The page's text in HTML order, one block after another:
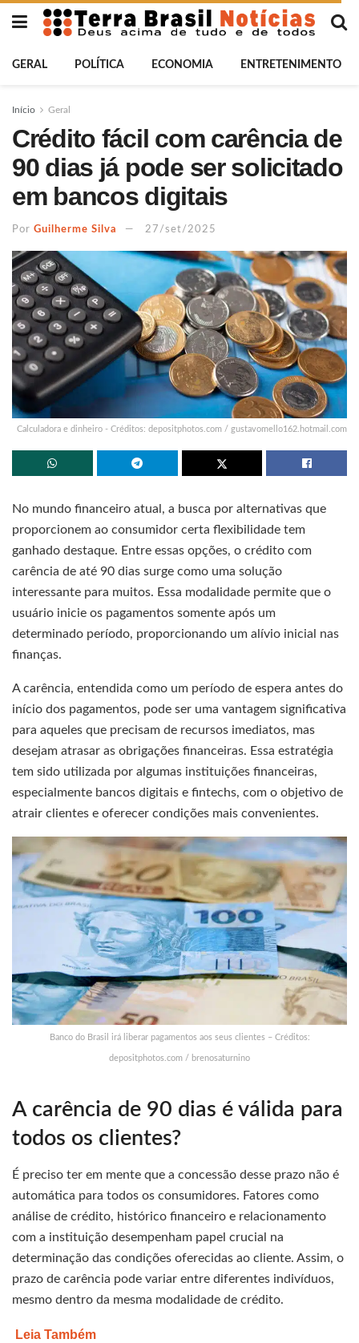
GERAL POLÍTICA ECONOMIA ENTRETENIMENTO
Início Geral
Crédito fácil com carência de
90 dias já pode ser solicitado
em bancos digitais
Por Guilherme Silva 27/set/2025
Calculadora e dinheiro - Créditos: depositphotos.com / gustavomello162.hotmail.com
No mundo financeiro atual, a busca por alternativas que
proporcionem ao consumidor certa flexibilidade tem
ganhado destaque. Entre essas opções, o crédito com
carência de até 90 dias surge como uma solução
interessante para muitos. Essa modalidade permite que o
usuário inicie os pagamentos somente após um
determinado período, proporcionando um alívio inicial nas
finanças.
A carência, entendida como um período de espera antes do
início dos pagamentos, pode ser uma vantagem significativa
para aqueles que precisam de recursos imediatos, mas
desejam atrasar as obrigações financeiras. Essa estratégia
tem sido utilizada por algumas instituições financeiras,
especialmente bancos digitais e fintechs, com o objetivo de
atrair clientes e oferecer condições mais convenientes.
Banco do Brasil irá liberar pagamentos aos seus clientes – Créditos:
depositphotos.com / brenosaturnino
A carência de 90 dias é válida para
todos os clientes?
É preciso ter em mente que a concessão desse prazo não é
automática para todos os consumidores. Fatores como
análise de crédito, histórico financeiro e relacionamento
com a instituição desempenham papel crucial na
determinação das condições oferecidas ao cliente. Assim, o
prazo de carência pode variar entre diferentes indivíduos,
mesmo dentro da mesma modalidade de crédito.
Leia Também